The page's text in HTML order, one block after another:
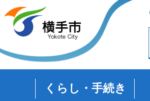
くらし・手続き